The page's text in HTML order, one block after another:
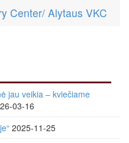
Center/ Alytaus VKC
jau veikia – kviečiame
03-16
2025-11-25